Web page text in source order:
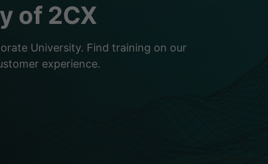
of 2CX
University. Find training on our
experience.